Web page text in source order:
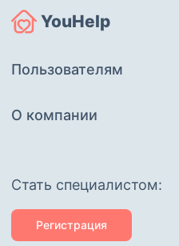
YouHelp
Пользователям
О компании
Cтать специалистом:
Регистрация